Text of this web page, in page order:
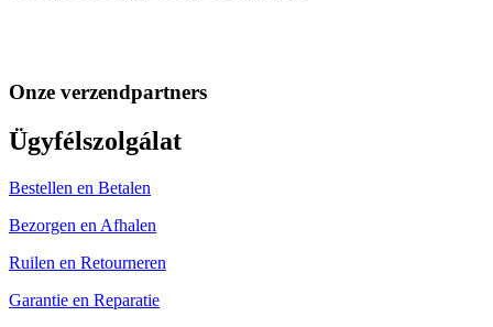
Onze verzendpartners
Ügyfélszolgálat
Bestellen en Betalen
Bezorgen en Afhalen
Ruilen en Retourneren
Garantie en Reparatie